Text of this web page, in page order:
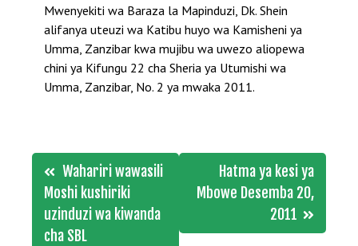
Mwenyekiti wa Baraza la Mapinduzi, Dk. Shein
alifanya uteuzi wa Katibu huyo wa Kamisheni ya
Umma, Zanzibar kwa mujibu wa uwezo aliopewa
chini ya Kifungu 22 cha Sheria ya Utumishi wa
Umma, Zanzibar, No. 2 ya mwaka 2011.
Post
navigation
Wahariri wawasili
Moshi kushiriki
uzinduzi wa kiwanda
cha SBL
Hatma ya kesi ya
Mbowe Desemba 20,
2011